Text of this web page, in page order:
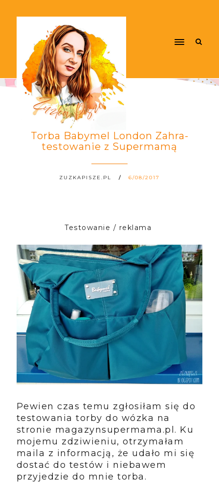
Torba Babymel London Zahra-
testowanie z Supermamą
ZUZKAPISZE.PL 6/08/2017
Testowanie / reklama
Pewien czas temu zgłosiłam się do
testowania torby do wózka na
stronie magazynsupermama.pl. Ku
mojemu zdziwieniu, otrzymałam
maila z informacją, że udało mi się
dostać do testów i niebawem
przyjedzie do mnie torba.